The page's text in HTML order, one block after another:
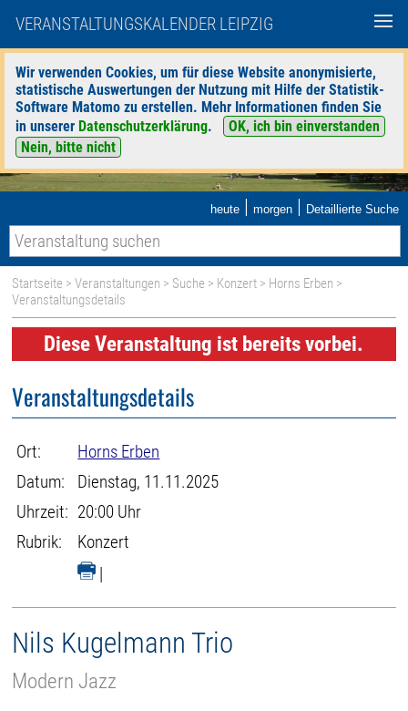
VERANSTALTUNGSKALENDER LEIPZIG
Wir verwenden Cookies, um für diese Website anonymisierte,
statistische Auswertungen der Nutzung mit Hilfe der Statistik-
Software Matomo zu erstellen. Mehr Informationen finden Sie
in unserer Datenschutzerklärung.
OK, ich bin einverstanden
Nein, bitte nicht
heute | morgen | Detaillierte Suche
Startseite >Veranstaltungen > Suche > Konzert > Horns Erben >
Veranstaltungsdetails
Diese Veranstaltung ist bereits vorbei.
Veranstaltungsdetails
Ort:
Horns Erben
Datum:
Dienstag, 11.11.2025
Uhrzeit: 20:00 Uhr
Rubrik:
Konzert
|
Nils Kugelmann Trio
Modern Jazz